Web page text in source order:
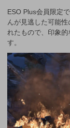
ESO Plus会員限定
んが見逃した可能
れたもので、印象
す。